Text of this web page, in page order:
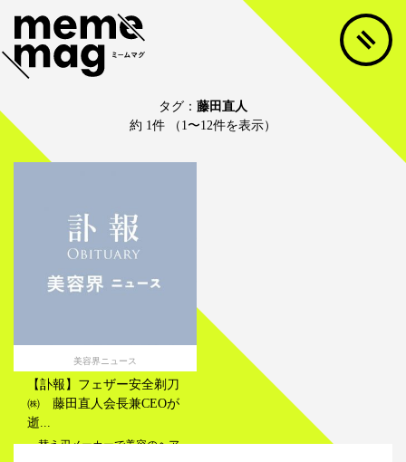
タグ： 藤田直人
約 1件 （1〜12件を表示）
美容界ニュース
【訃報】フェザー安全剃刀
㈱ 藤田直人会長兼CEOが
逝...
替え刃メーカーで美容のヘア